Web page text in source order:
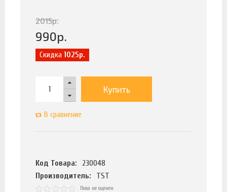
2015р.
990р.
Скидка 1025р.
Купить
В сравнение
Код Товара:
230048
Производитель:
TST
Пока не оценен